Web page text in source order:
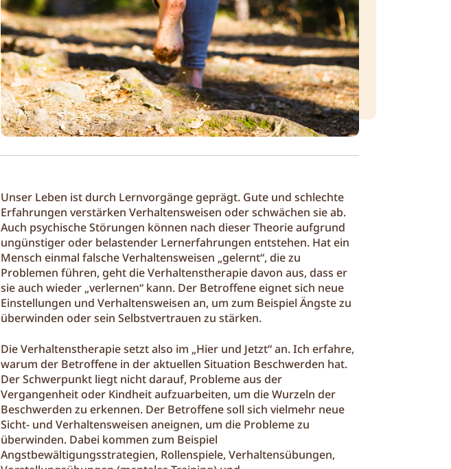
Unser Leben ist durch Lernvorgänge geprägt. Gute und schlechte
Erfahrungen verstärken Verhaltensweisen oder schwächen sie ab.
Auch psychische Störungen können nach dieser Theorie aufgrund
ungünstiger oder belastender Lernerfahrungen entstehen. Hat ein
Mensch einmal falsche Verhaltensweisen „gelernt“, die zu
Problemen führen, geht die Verhaltenstherapie davon aus, dass er
sie auch wieder „verlernen“ kann. Der Betroffene eignet sich neue
Einstellungen und Verhaltensweisen an, um zum Beispiel Ängste zu
überwinden oder sein Selbstvertrauen zu stärken.
Die Verhaltenstherapie setzt also im „Hier und Jetzt“ an. Ich erfahre,
warum der Betroffene in der aktuellen Situation Beschwerden hat.
Der Schwerpunkt liegt nicht darauf, Probleme aus der
Vergangenheit oder Kindheit aufzuarbeiten, um die Wurzeln der
Beschwerden zu erkennen. Der Betroffene soll sich vielmehr neue
Sicht- und Verhaltensweisen aneignen, um die Probleme zu
überwinden. Dabei kommen zum Beispiel
Angstbewältigungsstrategien, Rollenspiele, Verhaltensübungen,